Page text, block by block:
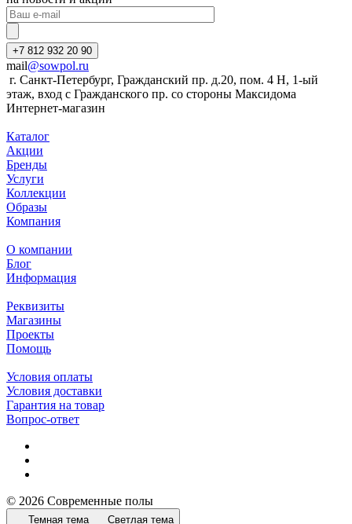
+7 812 932 20 90
mail@sowpol.ru
г. Санкт-Петербург, Гражданский пр. д.20, пом. 4 Н, 1-ый
этаж, вход с Гражданского пр. со стороны Максидома
Интернет-магазин
Каталог
Акции
Бренды
Услуги
Коллекции
Образы
Компания
О компании
Блог
Информация
Реквизиты
Магазины
Проекты
Помощь
Условия оплаты
Условия доставки
Гарантия на товар
Вопрос-ответ
© 2026 Современные полы
Темная тема Светлая тема